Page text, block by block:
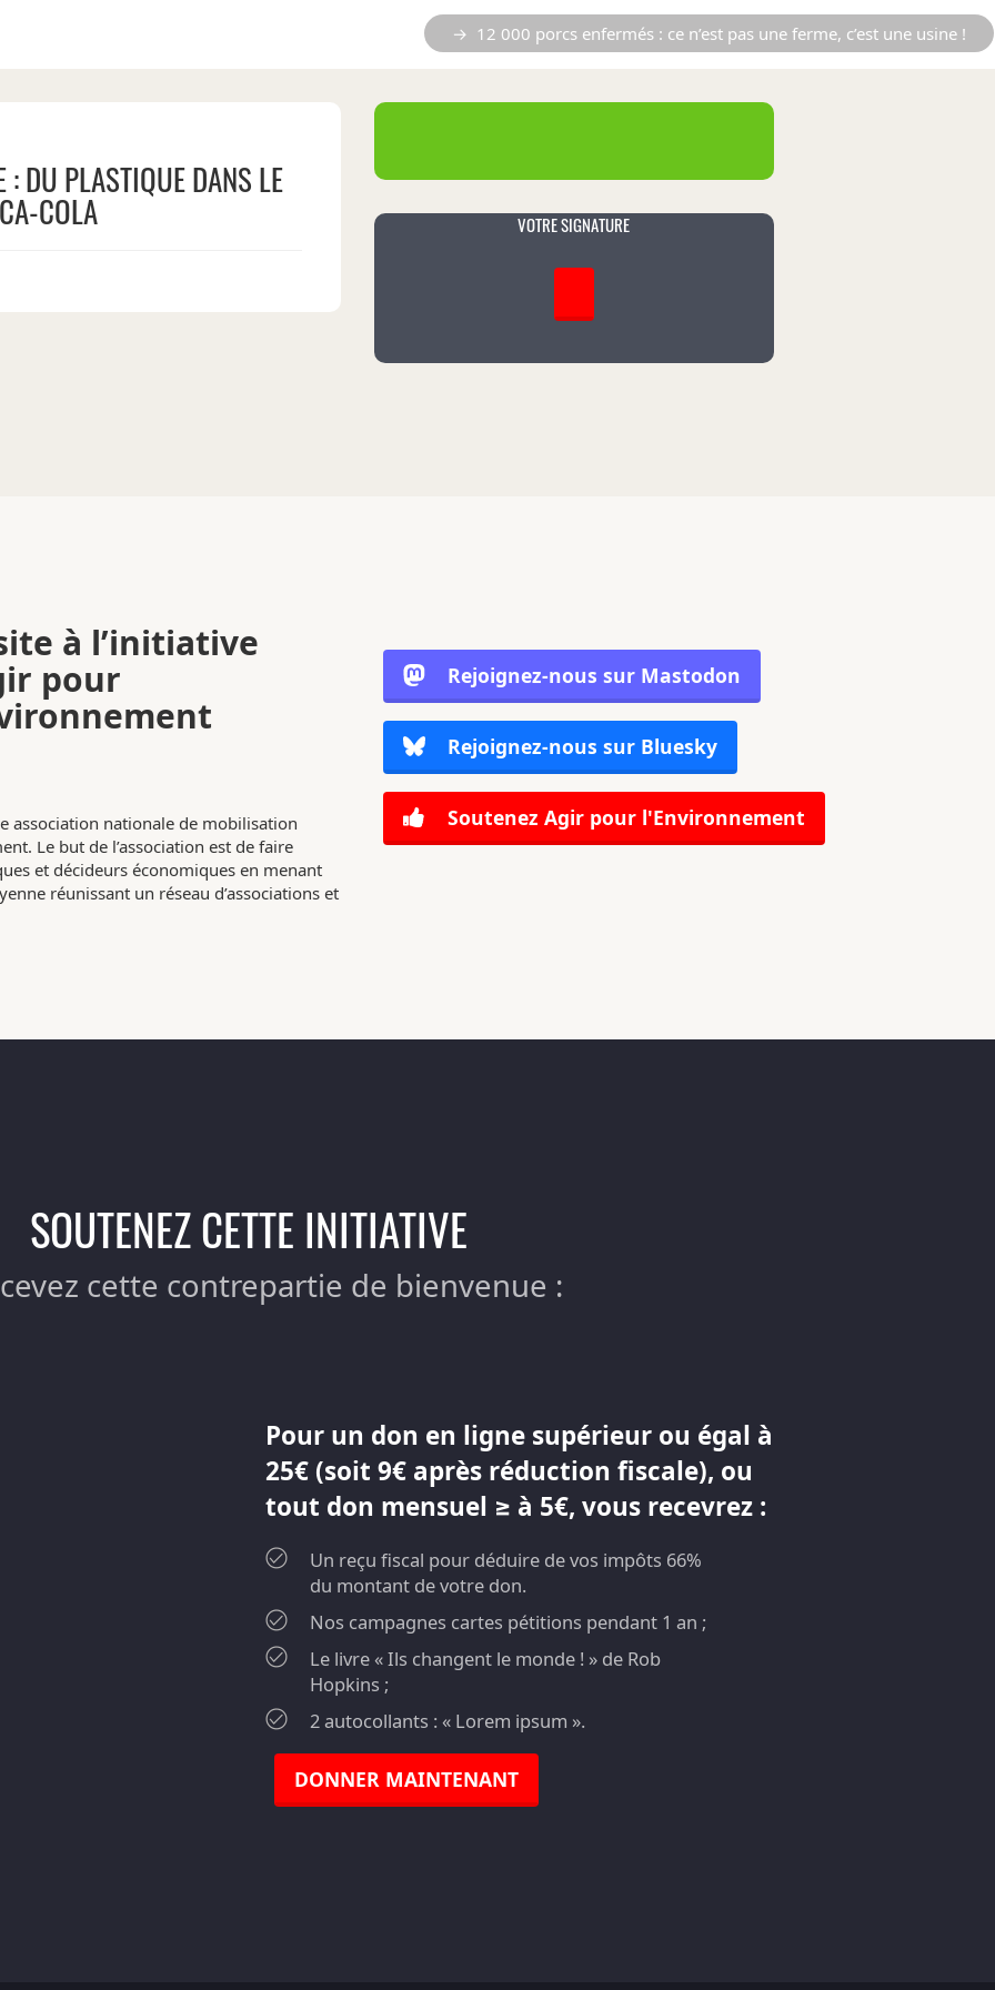
→ 12 000 porcs enfermés : ce n’est pas une ferme, c’est une usine !
: DU PLASTIQUE DANS LE
COLA VOTRE SIGNATURE
à l’initiative
pour
association nationale de mobilisation
Le but de l’association est de faire
et décideurs économiques en menant
réunissant un réseau d’associations et
Rejoignez-nous sur Mastodon
Rejoignez-nous sur Bluesky
Soutenez Agir pour l'Environnement
SOUTENEZ CETTE INITIATIVE
cette contrepartie de bienvenue :
Pour un don en ligne supérieur ou égal à
25€ (soit 9€ après réduction fiscale), ou
tout don mensuel ≥ à 5€, vous recevrez :
Un reçu fiscal pour déduire de vos impôts 66%
du montant de votre don.
Nos campagnes cartes pétitions pendant 1 an ;
Le livre « Ils changent le monde ! » de Rob
Hopkins ;
2 autocollants : « Lorem ipsum ».
DONNER MAINTENANT